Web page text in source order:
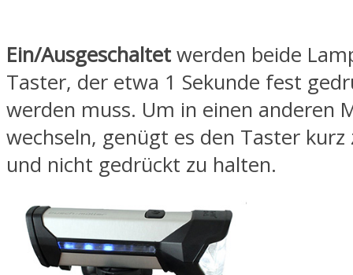
Ein/Ausgeschaltet werden beide
Taster, der etwa 1 Sekunde fest
werden muss. Um in einen anderen
wechseln, genügt es den Taster kurz
und nicht gedrückt zu halten.